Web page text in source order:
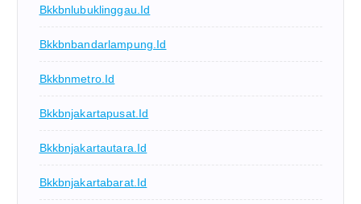
Bkkbnlubuklinggau.id
Bkkbnbandarlampung.id
Bkkbnmetro.id
Bkkbnjakartapusat.id
Bkkbnjakartautara.id
Bkkbnjakartabarat.id